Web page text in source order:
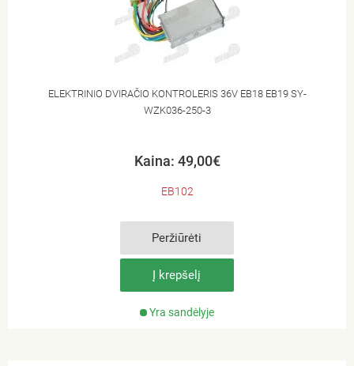
ELEKTRINIO DVIRAČIO KONTROLERIS 36V EB18 EB19 SY-
WZK036-250-3
Kaina: 49,00€
EB102
Peržiūrėti
Į krepšelį
Yra sandėlyje